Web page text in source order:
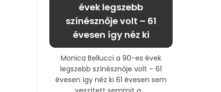
évek legszebb
színésznője volt – 61
évesen így néz ki
Monica Bellucci a 90-es évek
legszebb színésznője volt – 61
évesen így néz ki 61 évesen sem